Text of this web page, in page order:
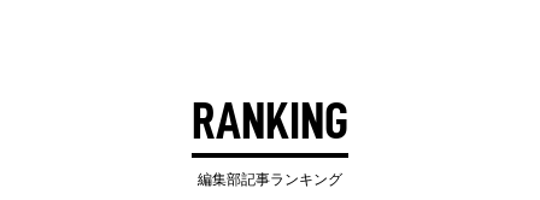
RANKING
編集部記事ランキング